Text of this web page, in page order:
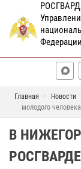
Главная Новости
молодого
В